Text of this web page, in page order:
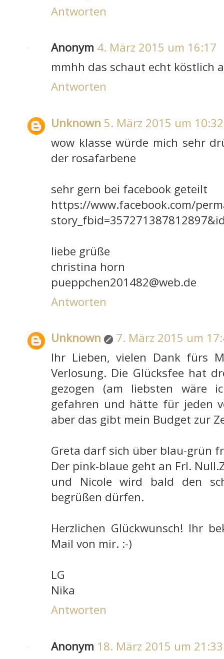
Antworten
Anonym 4. März 2015 um 16:17
mmhh das schaut echt köstlich
Antworten
Unknown 5. März 2015 um 10:32
wow klasse würde mich sehr
der rosafarbene
sehr gern bei facebook geteilt
https://www.facebook.com/
liebe grüße
christina horn
pueppchen201482@web.de
Antworten
Unknown
7. März 2015 um
Ihr Lieben, vielen Dank fürs
Verlosung. Die Glücksfee hat
gezogen (am liebsten wäre
gefahren und hätte für jeden
aber das gibt mein Budget zur
Greta darf sich über blau-grün
Der pink-blaue geht an Frl.
und Nicole wird bald den
begrüßen dürfen.
Herzlichen Glückwunsch! Ihr
Mail von mir. :-)
LG
Nika
Antworten
Anonym 18. März 2015 um 21:33